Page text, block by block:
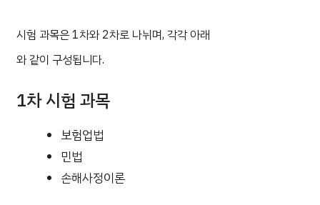
시험 과목은 1차와 2차로 나뉘며, 각각 아래
와 같이 구성됩니다.
1차 시험 과목
보험업법
민법
손해사정이론